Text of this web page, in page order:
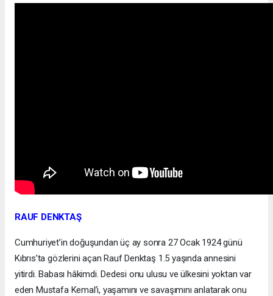
RAUF DENKTAŞ
Cumhuriyet’in doğuşundan üç ay sonra 27 Ocak 1924 günü
Kıbrıs’ta gözlerini açan Rauf Denktaş 1.5 yaşında annesini
yitirdi. Babası hâkimdi. Dedesi onu ulusu ve ülkesini yoktan var
eden Mustafa Kemal’i, yaşamını ve savaşımını anlatarak onu